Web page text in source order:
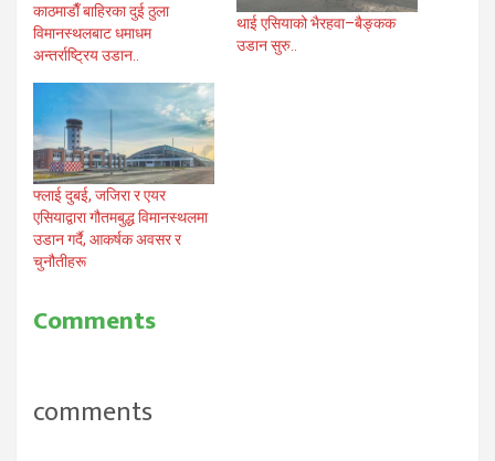
काठमाडाैँ बाहिरका दुई ठुला
विमानस्थलबाट धमाधम
अन्तर्राष्ट्रिय उडान..
थाई एसियाको भैरहवा–बैङ्कक
उडान सुरु..
फ्लाई दुबई, जजिरा र एयर
एसियाद्वारा गौतमबुद्ध विमानस्थलमा
उडान गर्दै, आकर्षक अवसर र
चुनौतीहरू
Comments
comments